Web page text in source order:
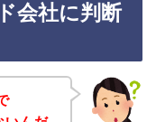
会社に判断